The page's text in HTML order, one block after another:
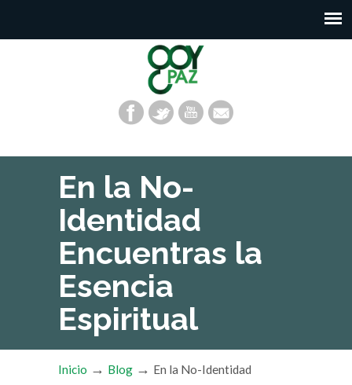
En la No-
Identidad
Encuentras la
Esencia
Espiritual
Inicio → Blog → En la No-Identidad